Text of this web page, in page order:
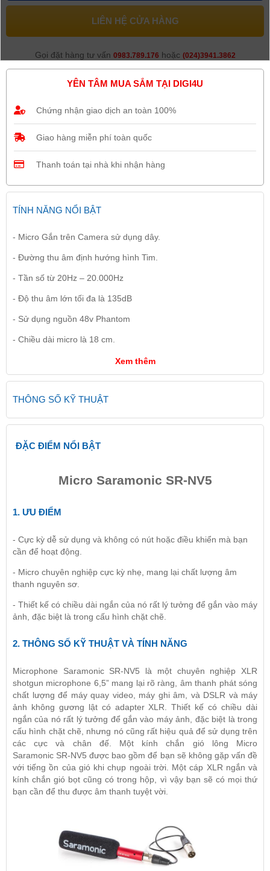
LIÊN HỆ CỬA HÀNG
Gọi đặt hàng tư vấn 0983.789.176 hoặc (024)3941.3862
YÊN TÂM MUA SẮM TẠI DIGI4U
Chứng nhận giao dịch an toàn 100%
Giao hàng miễn phí toàn quốc
Thanh toán tại nhà khi nhận hàng
TÍNH NĂNG NỔI BẬT
- Micro Gắn trên Camera sử dụng dây.
- Đường thu âm định hướng hình Tim.
- Tần số từ 20Hz – 20.000Hz
- Độ thu âm lớn tối đa là 135dB
- Sử dụng nguồn 48v Phantom
- Chiều dài micro là 18 cm.
Xem thêm
THÔNG SỐ KỸ THUẬT
ĐẶC ĐIỂM NỔI BẬT
Micro Saramonic SR-NV5
1. ƯU ĐIỂM
- Cực kỳ dễ sử dụng và không có nút hoặc điều khiển mà bạn
cần để hoạt động.
- Micro chuyên nghiệp cực kỳ nhẹ, mang lại chất lượng âm
thanh nguyên sơ.
- Thiết kế có chiều dài ngắn của nó rất lý tưởng để gắn vào máy
ảnh, đặc biệt là trong cấu hình chặt chẽ.
2. THÔNG SỐ KỸ THUẬT VÀ TÍNH NĂNG
Microphone Saramonic SR-NV5 là một chuyên nghiệp XLR
shotgun microphone 6,5” mang lại rõ ràng, âm thanh phát sóng
chất lượng để máy quay video, máy ghi âm, và DSLR và máy
ảnh không gương lật có adapter XLR. Thiết kế có chiều dài
ngắn của nó rất lý tưởng để gắn vào máy ảnh, đặc biệt là trong
cấu hình chặt chẽ, nhưng nó cũng rất hiệu quả để sử dụng trên
các cực và chân đế. Một kính chắn gió lông Micro
Saramonic SR-NV5 được bao gồm để bạn sẽ không gặp vấn đề
với tiếng ồn của gió khi chụp ngoài trời. Một cáp XLR ngắn và
kính chắn gió bọt cũng có trong hộp, vì vậy bạn sẽ có mọi thứ
bạn cần để thu được âm thanh tuyệt vời.